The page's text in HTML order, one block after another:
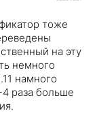
тоже
на эту
немного
намного
4 раза больше